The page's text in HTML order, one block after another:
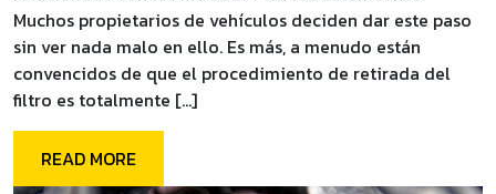
Muchos propietarios de vehículos deciden dar este paso
sin ver nada malo en ello. Es más, a menudo están
convencidos de que el procedimiento de retirada del
filtro es totalmente […]
READ MORE